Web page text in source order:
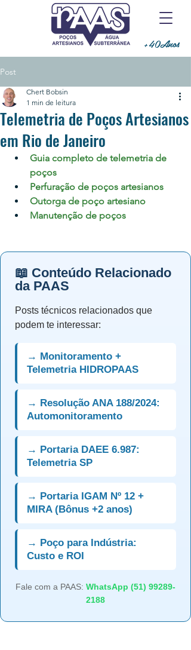
+40Anos
Post
Telemetria de Poços Artesianos
em Rio de Janeiro
Chert Bobsin
1 min de leitura
Guia completo de telemetria de
poços
Perfuração de poços artesianos
Outorga de poço artesiano
Manutenção de poços
📖 Conteúdo Relacionado
da PAAS
Posts técnicos relacionados que
podem te interessar:
→ Monitoramento +
Telemetria HIDROPAAS
→ Resolução ANA 188/2024:
Automonitoramento
→ Portaria DAEE 6.987:
Telemetria SP
→ Portaria IGAM Nº 12 +
MIRA (Bônus +2 anos)
→ Poço para Indústria:
Custo e ROI
Fale com a PAAS: WhatsApp (51) 99289-
2188